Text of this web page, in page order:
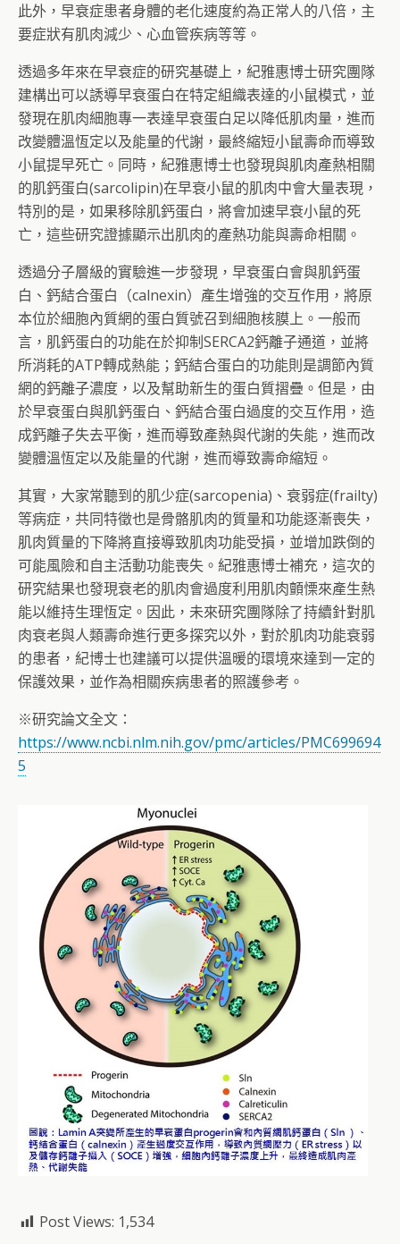
此外，早衰症患者身體的老化速度約為正常人的八倍，主
要症狀有肌肉減少、心血管疾病等等。
透過多年來在早衰症的研究基礎上，紀雅惠博士研究團隊
建構出可以誘導早衰蛋白在特定組織表達的小鼠模式，並
發現在肌肉細胞專一表達早衰蛋白足以降低肌肉量，進而
改變體溫恆定以及能量的代謝，最終縮短小鼠壽命而導致
小鼠提早死亡。同時，紀雅惠博士也發現與肌肉產熱相關
的肌鈣蛋白(sarcolipin)在早衰小鼠的肌肉中會大量表現，
特別的是，如果移除肌鈣蛋白，將會加速早衰小鼠的死
亡，這些研究證據顯示出肌肉的產熱功能與壽命相關。
透過分子層級的實驗進一步發現，早衰蛋白會與肌鈣蛋
白、鈣結合蛋白（calnexin）產生增強的交互作用，將原
本位於細胞內質網的蛋白質號召到細胞核膜上。一般而
言，肌鈣蛋白的功能在於抑制SERCA2鈣離子通道，並將
所消耗的ATP轉成熱能；鈣結合蛋白的功能則是調節內質
網的鈣離子濃度，以及幫助新生的蛋白質摺疊。但是，由
於早衰蛋白與肌鈣蛋白、鈣結合蛋白過度的交互作用，造
成鈣離子失去平衡，進而導致產熱與代謝的失能，進而改
變體溫恆定以及能量的代謝，進而導致壽命縮短。
其實，大家常聽到的肌少症(sarcopenia)、衰弱症(frailty)
等病症，共同特徵也是骨骼肌肉的質量和功能逐漸喪失，
肌肉質量的下降將直接導致肌肉功能受損，並增加跌倒的
可能風險和自主活動功能喪失。紀雅惠博士補充，這次的
研究結果也發現衰老的肌肉會過度利用肌肉顫慄來產生熱
能以維持生理恆定。因此，未來研究團隊除了持續針對肌
肉衰老與人類壽命進行更多探究以外，對於肌肉功能衰弱
的患者，紀博士也建議可以提供溫暖的環境來達到一定的
保護效果，並作為相關疾病患者的照護參考。
※研究論文全文：
https://www.ncbi.nlm.nih.gov/pmc/articles/PMC699694
5
Post Views: 1,534